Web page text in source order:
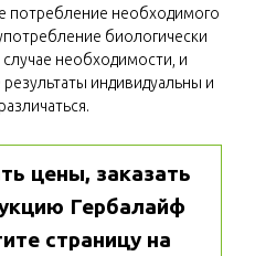
потребление необходимого
биологически
необходимости, и
индивидуальны и
цены, заказать
Гербалайф